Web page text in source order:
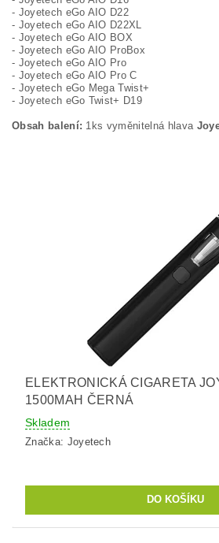
- Joyetech eGo AIO D22
- Joyetech eGo AIO D22XL
- Joyetech eGo AIO BOX
- Joyetech eGo AIO ProBox
- Joyetech eGo AIO Pro
- Joyetech eGo AIO Pro C
- Joyetech eGo Mega Twist+
- Joyetech eGo Twist+ D19
Obsah balení: 1ks vyměnitelná hlava
ELEKTRONICKÁ CIGARETA
1500MAH ČERNÁ
Skladem
Značka: Joyetech